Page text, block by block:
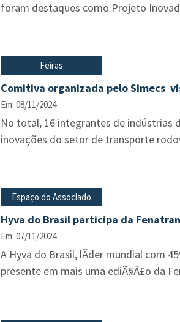
foram destaques como Projeto
Feiras
Comitiva organizada pelo Simecs
Em: 08/11/2024
No total, 16 integrantes de indústrias
inovações do setor de transporte
Espaço do Associado
Hyva do Brasil participa da
Em: 07/11/2024
A Hyva do Brasil, lÃ­der mundial com
presente em mais uma ediÃ§Ã£o da